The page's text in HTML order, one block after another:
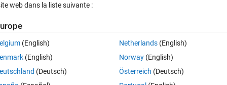
Ouvrir dans MATLAB Online
for two separate step sizes and have to place them on same graph.
web dans la liste suivante :
(English)
(English)
(Deutsch)
Netherlands(English)
Norway(English)
Österreich (Deutsch)